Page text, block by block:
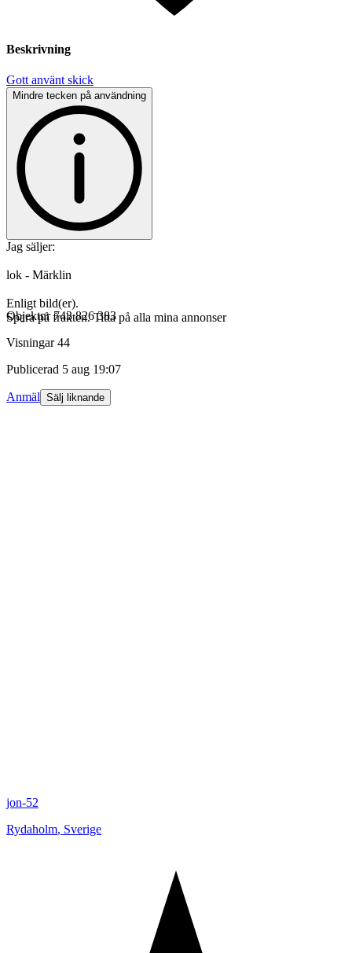
Beskrivning
Gott använt skick
Mindre tecken på användning
Jag säljer:
lok - Märklin
Enligt bild(er).
Spara på frakten. Titta på alla mina annonser
Objektnr 743 826 383
Visningar 44
Publicerad 5 aug 19:07
Anmäl Sälj liknande
jon-52
Rydaholm, Sverige